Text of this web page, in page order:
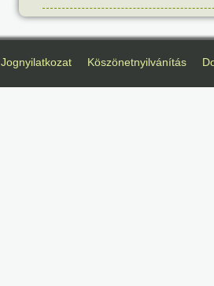
Jognyilatkozat Köszönetnyilvánítás